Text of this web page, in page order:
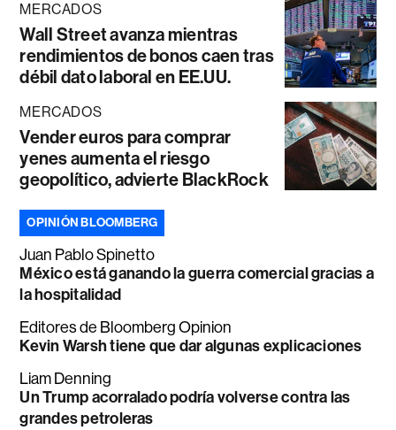
MERCADOS
Wall Street avanza mientras
rendimientos de bonos caen tras
débil dato laboral en EE.UU.
MERCADOS
Vender euros para comprar
yenes aumenta el riesgo
geopolítico, advierte BlackRock
OPINIÓN BLOOMBERG
Juan Pablo Spinetto
México está ganando la guerra comercial gracias a
la hospitalidad
Editores de Bloomberg Opinion
Kevin Warsh tiene que dar algunas explicaciones
Liam Denning
Un Trump acorralado podría volverse contra las
grandes petroleras